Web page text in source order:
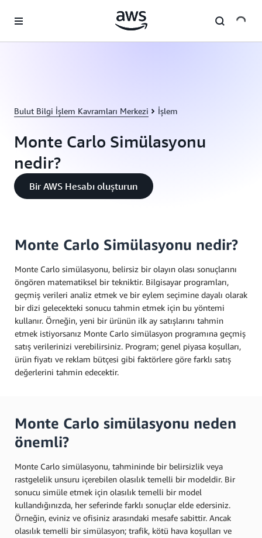
Bulut Bilgi İşlem Kavramları Merkezi İşlem
Monte Carlo Simülasyonu
nedir?
Bir AWS Hesabı oluşturun
Monte Carlo Simülasyonu nedir?
Monte Carlo simülasyonu, belirsiz bir olayın olası sonuçlarını
öngören matematiksel bir tekniktir. Bilgisayar programları,
geçmiş verileri analiz etmek ve bir eylem seçimine dayalı olarak
bir dizi gelecekteki sonucu tahmin etmek için bu yöntemi
kullanır. Örneğin, yeni bir ürünün ilk ay satışlarını tahmin
etmek istiyorsanız Monte Carlo simülasyon programına geçmiş
satış verilerinizi verebilirsiniz. Program; genel piyasa koşulları,
ürün fiyatı ve reklam bütçesi gibi faktörlere göre farklı satış
değerlerini tahmin edecektir.
Monte Carlo simülasyonu neden
önemli?
Monte Carlo simülasyonu, tahmininde bir belirsizlik veya
rastgelelik unsuru içerebilen olasılık temelli bir modeldir. Bir
sonucu simüle etmek için olasılık temelli bir model
kullandığınızda, her seferinde farklı sonuçlar elde edersiniz.
Örneğin, eviniz ve ofisiniz arasındaki mesafe sabittir. Ancak
olasılık temelli bir simülasyon; trafik, kötü hava koşulları ve